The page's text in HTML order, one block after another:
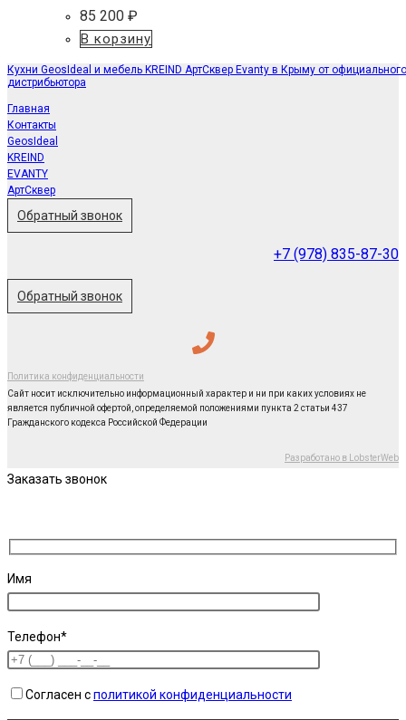
85 200 ₽
В корзину
Кухни GeosIdeal и мебель KREIND АртСквер Evanty в Крыму от официального
дистрибьютора
Главная
Контакты
GeosIdeal
KREIND
EVANTY
АртСквер
Обратный звонок
+7 (978) 835-87-30
Обратный звонок
Политика конфиденциальности
Сайт носит исключительно информационный характер и ни при каких условиях не
является публичной офертой, определяемой положениями пункта 2 статьи 437
Гражданского кодекса Российской Федерации
Разработано в LobsterWeb
Заказать звонок
Имя
Телефон*
Согласен сполитикой конфиденциальности